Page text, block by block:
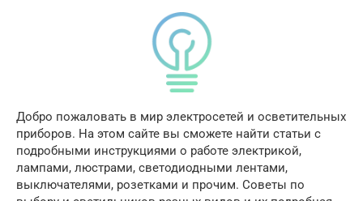
Добро пожаловать в мир электросетей и осветительных
приборов. На этом сайте вы сможете найти статьи с
подробными инструкциями о работе электрикой,
лампами, люстрами, светодиодными лентами,
выключателями, розетками и прочим. Советы по